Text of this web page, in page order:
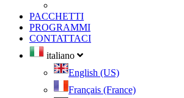
PACCHETTI
PROGRAMMI
CONTATTACI
italiano
English (US)
Français (France)